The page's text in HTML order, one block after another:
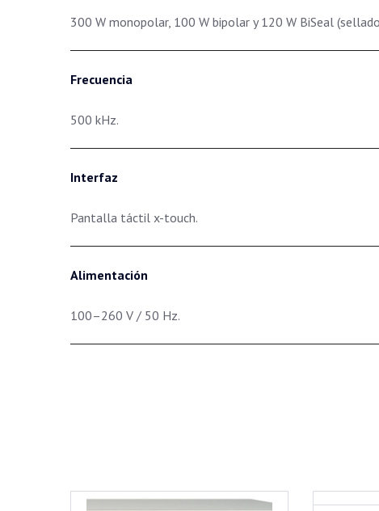
300 W monopolar, 100 W bipolar y 120 W BiSeal
Frecuencia
500 kHz.
Interfaz
Pantalla táctil x-touch.
Alimentación
100–260 V / 50 Hz.